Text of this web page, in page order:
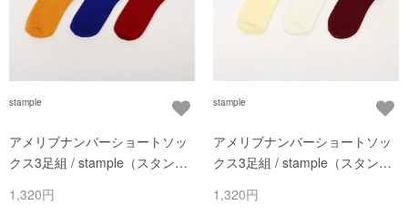
stample
アメリブナンバーショートソッ
クス3足組 / stample（スタンプ
1,320円
stample
アメリブナンバーショートソッ
クス3足組 / stample（スタンプ
1,320円